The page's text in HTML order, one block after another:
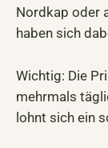
Nordkap oder
haben sich
Wichtig: Die
mehrmals
lohnt sich ein